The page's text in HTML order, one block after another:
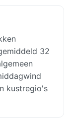
32
kustregio's